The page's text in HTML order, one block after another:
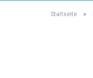
Startseite »